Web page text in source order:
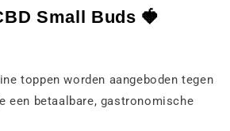
Small Buds 🍓
toppen worden aangeboden tegen
een betaalbare, gastronomische